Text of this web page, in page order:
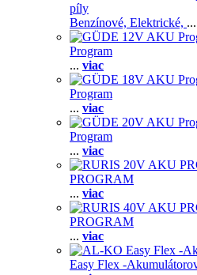
píly
Benzínové, Elektrické, ...
Program
... viac
Program
... viac
Program
... viac
PROGRAM
... viac
PROGRAM
... viac
Easy Flex -